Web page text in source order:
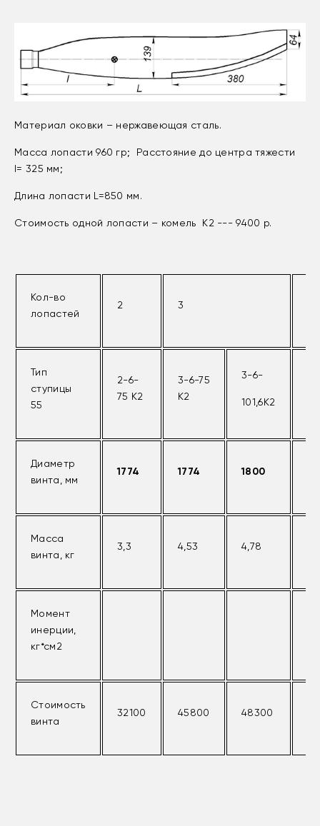
Материал оковки – нержавеющая сталь.
Масса лопасти 960 гр; Расстояние до центра тяжести
l= 325 мм;
Длина лопасти L=850 мм.
Стоимость одной лопасти – комель К2 --- 9400 р.
Кол-во
лопастей
2 3
Тип
ступицы
55
2-6-
75 К2
3-6-75
К2
3-6-
101,6К2
Диаметр
винта, мм
1774 1774 1800
Масса
винта, кг
3,3 4,53 4,78
Момент
инерции,
кг*см2
Стоимость
винта
32100 45800 48300